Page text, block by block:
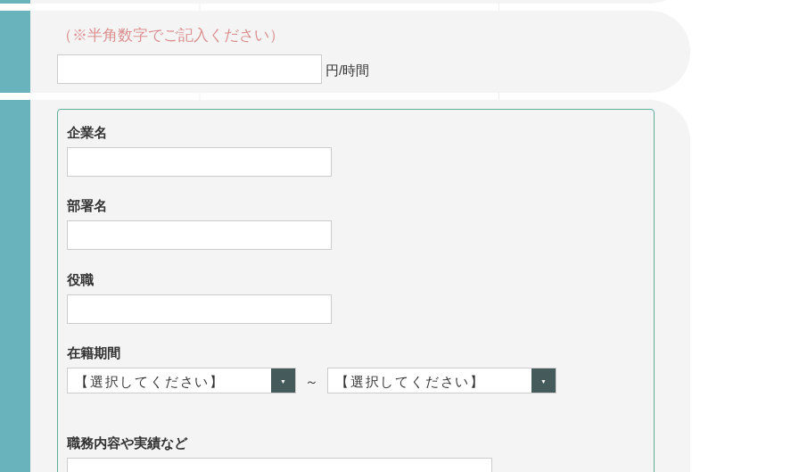
（※半角数字でご記入ください）
円/時間
企業名
部署名
役職
在籍期間
～
職務内容や実績など